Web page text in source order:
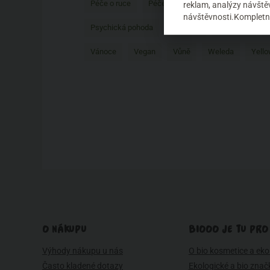
Péče o ruce Péče o tělo Péče o vlasy
Psychická pohoda
Vánoce Vegan Vůně Weleda
O NÁKUPU
Výhody nákupu u nás
Často kladené dotazy
BIOOO JE TU PRO
O bio kosmetice a
Ekologické a bio
reklam, analýzy